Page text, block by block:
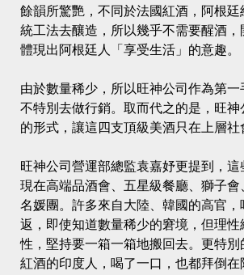
餘韻所驚艷，不同於法國紅酒，阿根
統工法去釀造，所以幾乎不需要醒酒，
體現出阿根廷人「享受生活」的意趣。
由於數量稀少，所以旺神公司作為第一
不特別去做行銷。取而代之的是，旺
的形式，讓這四支頂級美酒只在上層社
旺神公司營運部總監袁嘉妤更提到，這
現在高端品酒會、五星級餐廳、獅子
名媛團。許多來自大陸、韓國的高官，
返，即使知道數量稀少的窘境，但理
性，堅持要一箱一箱地搬回去。更特別
紅酒的印度人，喝了一口，也都拜倒在